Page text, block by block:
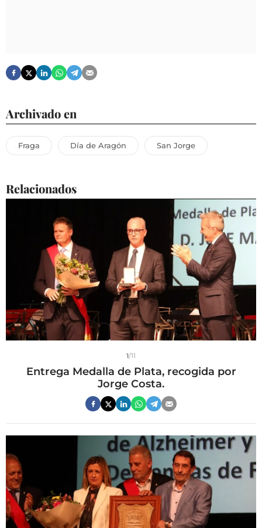
Archivado en
Fraga Día de Aragón San Jorge
Relacionados
1/11
Entrega Medalla de Plata, recogida por
Jorge Costa.